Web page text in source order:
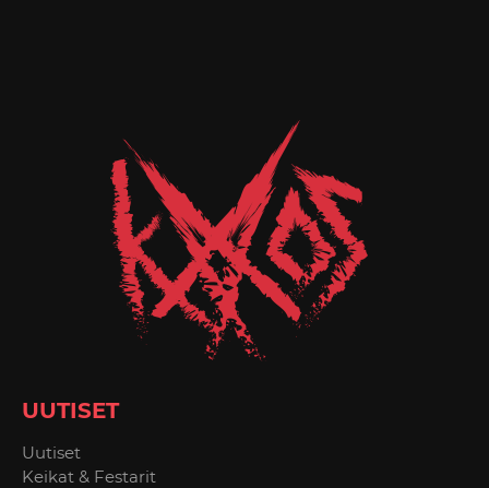
UUTISET
Uutiset
Keikat & Festarit